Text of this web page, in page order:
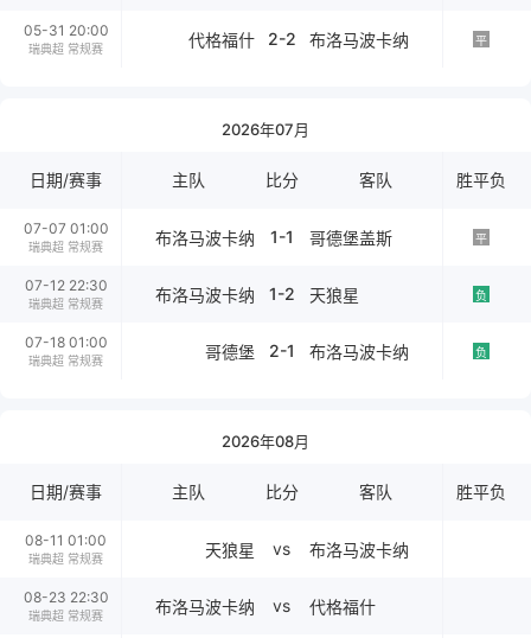
05-31 20:00
瑞典超 常规赛 代格福什 2-2 布洛马波卡纳 平
2026年07月
日期/赛事 主队 比分 客队 胜平负
07-07 01:00
瑞典超 常规赛 布洛马波卡纳 1-1 哥德堡盖斯 平
07-12 22:30
瑞典超 常规赛 布洛马波卡纳 1-2 天狼星 负
07-18 01:00
瑞典超 常规赛 哥德堡 2-1 布洛马波卡纳 负
2026年08月
日期/赛事 主队 比分 客队 胜平负
08-11 01:00
瑞典超 常规赛 天狼星 vs 布洛马波卡纳
08-23 22:30
瑞典超 常规赛 布洛马波卡纳 vs 代格福什